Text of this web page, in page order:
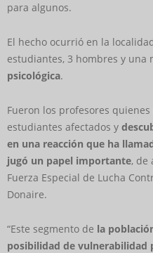
para algunos.
El hecho ocurrió en la
estudiantes, 3 hombres y una
psicológica.
Fueron los profesores
estudiantes afectados y
en una reacción que ha
jugó un papel importante, de
Fuerza Especial de Lucha
Donaire.
“Este segmento de la
posibilidad de vulnerabilidad